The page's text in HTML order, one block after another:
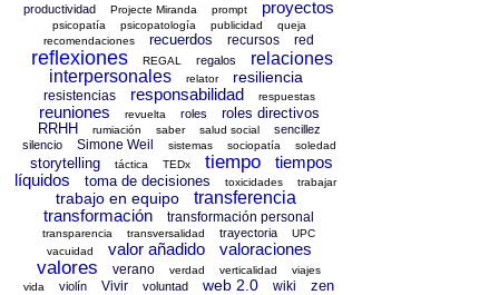
productividad Projecte Miranda prompt proyectos
psicopatía psicopatología publicidad
queja
recomendaciones
recuerdos recursos red
reflexiones REGAL regalos
relaciones
interpersonales
relator resiliencia
resistencias responsabilidad respuestas
reuniones revuelta roles
roles directivos
RRHH
rumiación saber salud social
sencillez
silencio
Simone Weil sistemas sociopatía soledad
storytelling táctica TEDx tiempo
tiempos
líquidos
toma de decisiones toxicidades trabajar
trabajo en equipo
transferencia
transformación
transformación personal
transparencia transversalidad trayectoria
UPC
vacuidad
valor añadido valoraciones
valores verano verdad verticalidad
viajes
vida
violín Vivir voluntad web 2.0 wiki zen